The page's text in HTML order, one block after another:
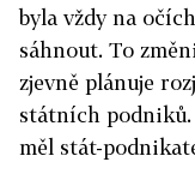
byla vždy na
sáhnout. To
zjevně plánuje
státních podniků.
měl stát-